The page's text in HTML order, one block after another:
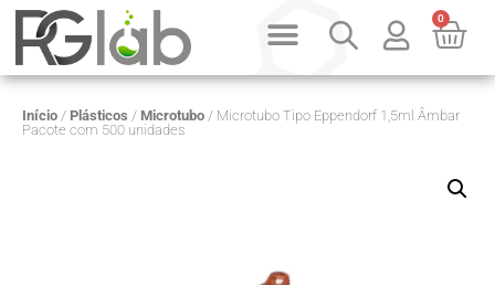
0
Início / Plásticos / Microtubo / Microtubo Tipo Eppendorf 1,5ml Âmbar
Pacote com 500 unidades